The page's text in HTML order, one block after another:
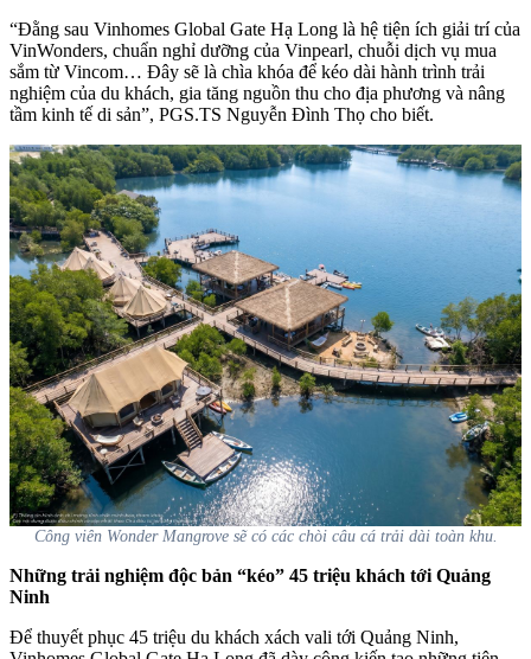
“Đằng sau Vinhomes Global Gate Hạ Long là hệ tiện ích giải trí của
VinWonders, chuẩn nghỉ dưỡng của Vinpearl, chuỗi dịch vụ mua
sắm từ Vincom… Đây sẽ là chìa khóa để kéo dài hành trình trải
nghiệm của du khách, gia tăng nguồn thu cho địa phương và nâng
tầm kinh tế di sản”, PGS.TS Nguyễn Đình Thọ cho biết.
Công viên Wonder Mangrove sẽ có các chòi câu cá trải dài toàn khu.
Những trải nghiệm độc bản “kéo” 45 triệu khách tới Quảng
Ninh
Để thuyết phục 45 triệu du khách xách vali tới Quảng Ninh,